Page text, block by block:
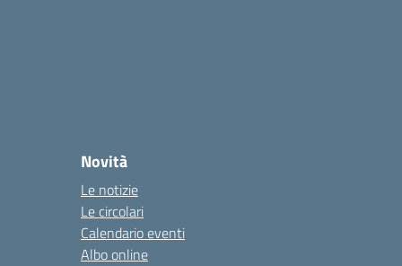
Novità
Le notizie
Le circolari
Calendario eventi
Albo online